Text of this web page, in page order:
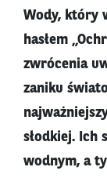
Wody, który
hasłem
zwrócenia
zaniku
słodkiej. Ich
wodnym, a